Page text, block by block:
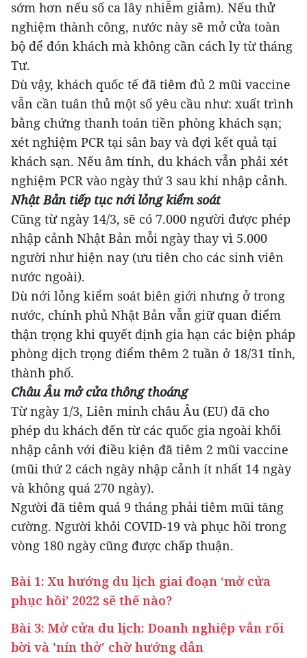
sớm hơn nếu số ca lây nhiễm giảm). Nếu thử
nghiệm thành công, nước này sẽ mở cửa toàn
bộ để đón khách mà không cần cách ly từ tháng
Tư.
Dù vậy, khách quốc tế đã tiêm đủ 2 mũi vaccine
vẫn cần tuân thủ một số yêu cầu như: xuất trình
bằng chứng thanh toán tiền phòng khách sạn;
xét nghiệm PCR tại sân bay và đợi kết quả tại
khách sạn. Nếu âm tính, du khách vẫn phải xét
nghiệm PCR vào ngày thứ 3 sau khi nhập cảnh.
Nhật Bản tiếp tục nới lỏng kiểm soát
Cũng từ ngày 14/3, sẽ có 7.000 người được phép
nhập cảnh Nhật Bản mỗi ngày thay vì 5.000
người như hiện nay (ưu tiên cho các sinh viên
nước ngoài).
Dù nới lỏng kiểm soát biên giới nhưng ở trong
nước, chính phủ Nhật Bản vẫn giữ quan điểm
thận trọng khi quyết định gia hạn các biện pháp
phòng dịch trọng điểm thêm 2 tuần ở 18/31 tỉnh,
thành phố.
Châu Âu mở cửa thông thoáng
Từ ngày 1/3, Liên minh châu Âu (EU) đã cho
phép du khách đến từ các quốc gia ngoài khối
nhập cảnh với điều kiện đã tiêm 2 mũi vaccine
(mũi thứ 2 cách ngày nhập cảnh ít nhất 14 ngày
và không quá 270 ngày).
Người đã tiêm quá 9 tháng phải tiêm mũi tăng
cường. Người khỏi COVID-19 và phục hồi trong
vòng 180 ngày cũng được chấp thuận.
Bài 1: Xu hướng du lịch giai đoạn ‘mở cửa
phục hồi’ 2022 sẽ thế nào?
Bài 3: Mở cửa du lịch: Doanh nghiệp vẫn rối
bời và 'nín thở' chờ hướng dẫn